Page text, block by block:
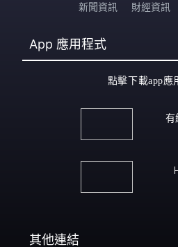
新聞資訊 財經資訊
App 應用程式
點擊下載app應
有
其他連結